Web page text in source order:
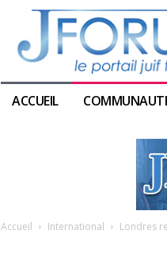
ACCUEIL
Accueil International Londres